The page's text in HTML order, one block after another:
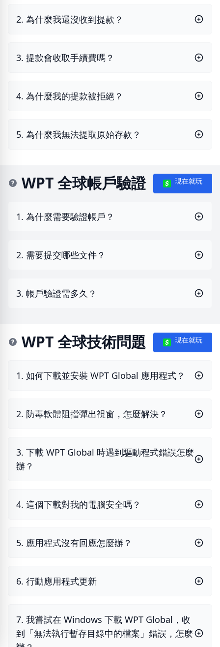
2. 為什麼我還沒收到提款？
3. 提款會收取手續費嗎？
4. 為什麼我的提款被拒絕？
5. 為什麼我無法提取原始存款？
WPT 全球帳戶驗證 現在就玩
1. 為什麼需要驗證帳戶？
2. 需要提交哪些文件？
3. 帳戶驗證需多久？
WPT 全球技術問題 現在就玩
1. 如何下載並安裝 WPT Global 應用程式？
2. 防毒軟體阻擋彈出視窗，怎麼解決？
3. 下載 WPT Global 時遇到驅動程式錯誤怎麼
辦？
4. 這個下載對我的電腦安全嗎？
5. 應用程式沒有回應怎麼辦？
6. 行動應用程式更新
7. 我嘗試在 Windows 下載 WPT Global，收
到「無法執行暫存目錄中的檔案」錯誤，怎麼